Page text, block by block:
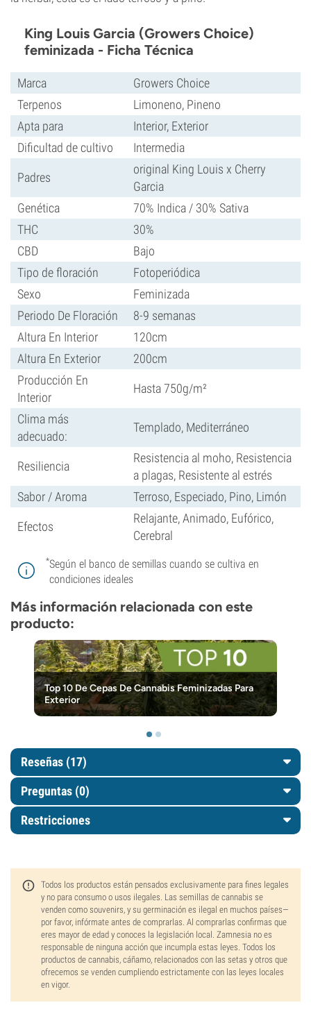
King Louis Garcia (Growers Choice)
feminizada - Ficha Técnica
Marca
Growers Choice
Terpenos
Limoneno, Pineno
Apta para
Interior, Exterior
Dificultad de cultivo
Intermedia
Padres
original King Louis x Cherry
Garcia
Genética
70% Indica / 30% Sativa
THC
30%
CBD
Bajo
Tipo de floración
Fotoperiódica
Sexo
Feminizada
Periodo De Floración
8-9 semanas
Altura En Interior
120cm
Altura En Exterior
200cm
Producción En
Interior
Hasta 750g/m²
Clima más
adecuado:
Templado, Mediterráneo
Resiliencia
Resistencia al moho, Resistencia
a plagas, Resistente al estrés
Sabor / Aroma
Terroso, Especiado, Pino, Limón
Efectos
Relajante, Animado, Eufórico,
Cerebral
*Según el banco de semillas cuando se cultiva en
condiciones ideales
Más información relacionada con este
producto:
Top 10 De Cepas De Cannabis Feminizadas Para
Exterior
Reseñas (17)
Preguntas (0)
Restricciones
Todos los productos están pensados exclusivamente para fines legales
y no para consumo o usos ilegales. Las semillas de cannabis se
venden como souvenirs, y su germinación es ilegal en muchos países—
por favor, infórmate antes de comprarlas. Al comprarlas confirmas que
eres mayor de edad y conoces la legislación local. Zamnesia no es
responsable de ninguna acción que incumpla estas leyes. Todos los
productos de cannabis, cáñamo, relacionados con las setas y otros que
ofrecemos se venden cumpliendo estrictamente con las leyes locales
en vigor.